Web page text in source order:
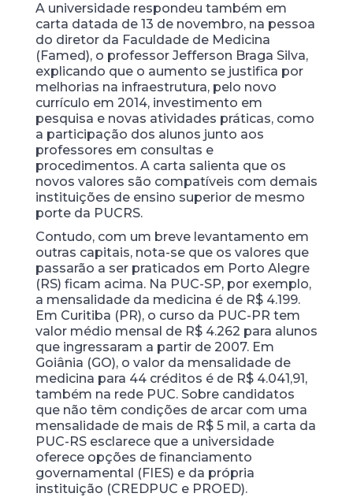
A universidade respondeu também em
carta datada de 13 de novembro, na pessoa
do diretor da Faculdade de Medicina
(Famed), o professor Jefferson Braga Silva,
explicando que o aumento se justifica por
melhorias na infraestrutura, pelo novo
currículo em 2014, investimento em
pesquisa e novas atividades práticas, como
a participação dos alunos junto aos
professores em consultas e
procedimentos. A carta salienta que os
novos valores são compatíveis com demais
instituições de ensino superior de mesmo
porte da PUCRS.
Contudo, com um breve levantamento em
outras capitais, nota-se que os valores que
passarão a ser praticados em Porto Alegre
(RS) ficam acima. Na PUC-SP, por exemplo,
a mensalidade da medicina é de R$ 4.199.
Em Curitiba (PR), o curso da PUC-PR tem
valor médio mensal de R$ 4.262 para alunos
que ingressaram a partir de 2007. Em
Goiânia (GO), o valor da mensalidade de
medicina para 44 créditos é de R$ 4.041,91,
também na rede PUC. Sobre candidatos
que não têm condições de arcar com uma
mensalidade de mais de R$ 5 mil, a carta da
PUC-RS esclarece que a universidade
oferece opções de financiamento
governamental (FIES) e da própria
instituição (CREDPUC e PROED).